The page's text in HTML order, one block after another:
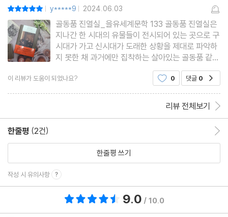
| y*****9 | 2024.06.03
골동품 진열실_을유세계문학 133 골동품 진열실은
지나간 한 시대의 유물들이 전시되어 있는 곳으로 구
시대가 가고 신시대가 도래한 상황을 제대로 파악하
지 못한 채 과거에만 집착하는 살아있는 골동품 같은
존재라고 할 수 있습니다. 오노레드 발자크는 이러한
시대 착오적인 모습들을 비판적으로 그리고 아주 구
이 리뷰가 도움이 되었나요? 0 댓글 0
리뷰 전체보기
한줄평 (2건)
한줄평 쓰기
작성 시 유의사항
9.0 / 10.0